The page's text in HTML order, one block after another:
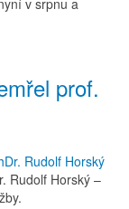
v srpnu a
prof.
Rudolf Horský –